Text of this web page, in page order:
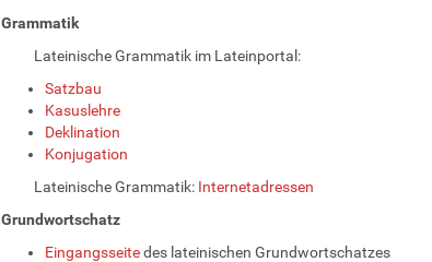
Grammatik
Lateinische Grammatik im Lateinportal:
Satzbau
Kasuslehre
Deklination
Konjugation
Lateinische Grammatik: Internetadressen
Grundwortschatz
Eingangsseitedes lateinischen Grundwortschatzes